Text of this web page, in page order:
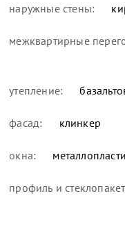
наружные стены:
межквартирные
утепление:
фасад: клинкер
окна:
профиль и